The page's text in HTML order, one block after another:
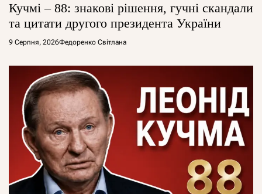
Кучмі – 88: знакові рішення, гучні скандали
та цитати другого президента України
9 Серпня, 2026Федоренко Світлана